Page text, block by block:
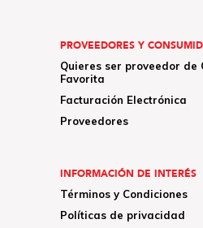
PROVEEDORES Y
Quieres ser proveedor de
Favorita
Facturación Electrónica
Proveedores
INFORMACIÓN DE INTERÉS
Términos y Condiciones
Políticas de privacidad